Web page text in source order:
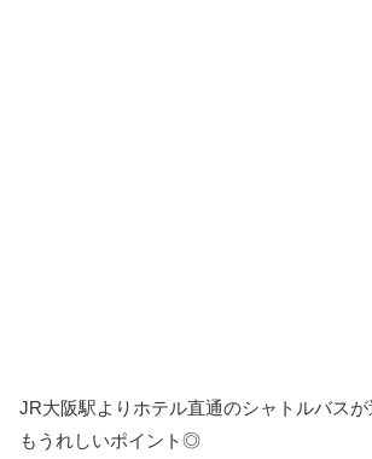
JR大阪駅よりホテル直通のシャトルバス
もうれしいポイント◎